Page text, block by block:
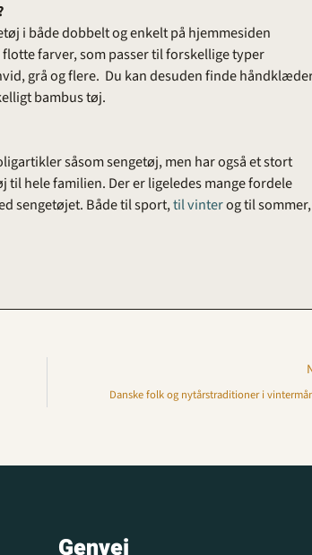
i både dobbelt og enkelt på hjemmesiden
farver, som passer til forskellige typer
grå og flere. Du kan desuden finde
bambus tøj.
såsom sengetøj, men har også et stort
hele familien. Der er ligeledes mange fordele
sengetøjet. Både til sport,til vinterog til sommer,
Danske folk og nytårstraditioner i
Genvej